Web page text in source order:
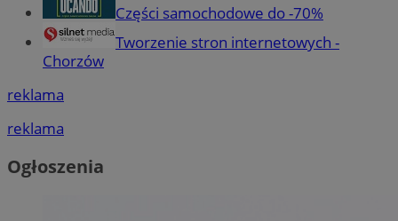
Części samochodowe do -70%
Tworzenie stron internetowych -
Chorzów
reklama
reklama
Ogłoszenia